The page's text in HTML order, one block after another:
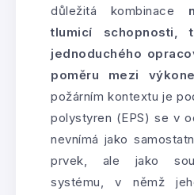
důležitá kombinace
tlumicí schopnosti,
jednoduchého
poměru mezi
požárním kontextu je
polystyren (EPS) se v
nevnímá jako
prvek, ale jako
systému, v němž